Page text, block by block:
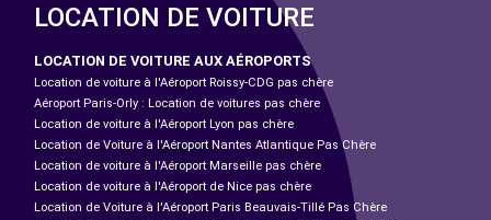
LOCATION DE VOITURE
LOCATION DE VOITURE AUX AÉROPORTS
Location de voiture à l'Aéroport Roissy-CDG pas chère
Aéroport Paris-Orly : Location de voitures pas chère
Location de voiture à l'Aéroport Lyon pas chère
Location de Voiture à l'Aéroport Nantes Atlantique Pas Chère
Location de voiture à l'Aéroport Marseille pas chère
Location de voiture à l'Aéroport de Nice pas chère
Location de Voiture à l'Aéroport Paris Beauvais-Tillé Pas Chère